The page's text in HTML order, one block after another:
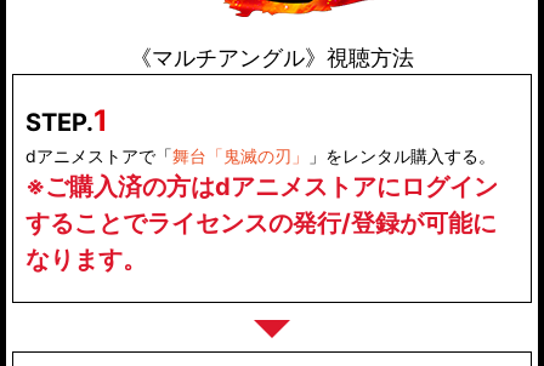
《マルチアングル》視聴方法
STEP.1
dアニメストアで「舞台「鬼滅の刃」 」をレンタル購入する。
※ご購入済の方はdアニメストアにログイン
することでライセンスの発行/登録が可能に
なります。